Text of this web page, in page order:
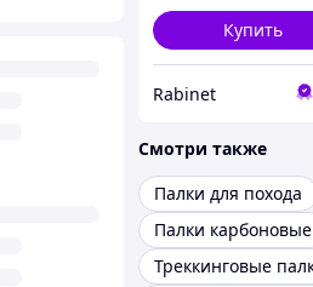
Купить
Rabinet
Смотри также
Палки для похода
Палки карбоновые